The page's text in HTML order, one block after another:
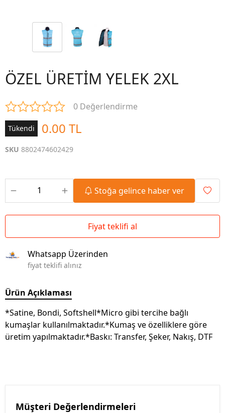
ÖZEL ÜRETİM YELEK 2XL
0 Değerlendirme
Tükendi 0.00 TL
SKU 8802474602429
Stoğa gelince haber ver
Fiyat teklifi al
Whatsapp Üzerinden
fiyat teklifi alınız
Ürün Açıklaması
*Satine, Bondi, Softshell*Micro gibi tercihe bağlı
kumaşlar kullanılmaktadır.*Kumaş ve özelliklere göre
üretim yapılmaktadır.*Baskı: Transfer, Şeker, Nakış, DTF
Müşteri Değerlendirmeleri